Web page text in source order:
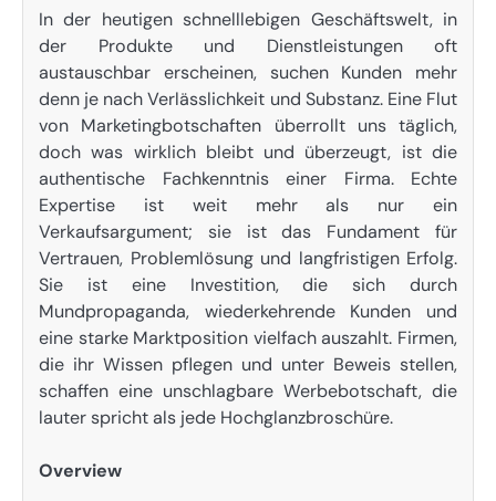
In der heutigen schnelllebigen Geschäftswelt, in
der Produkte und Dienstleistungen oft
austauschbar erscheinen, suchen Kunden mehr
denn je nach Verlässlichkeit und Substanz. Eine Flut
von Marketingbotschaften überrollt uns täglich,
doch was wirklich bleibt und überzeugt, ist die
authentische Fachkenntnis einer Firma. Echte
Expertise ist weit mehr als nur ein
Verkaufsargument; sie ist das Fundament für
Vertrauen, Problemlösung und langfristigen Erfolg.
Sie ist eine Investition, die sich durch
Mundpropaganda, wiederkehrende Kunden und
eine starke Marktposition vielfach auszahlt. Firmen,
die ihr Wissen pflegen und unter Beweis stellen,
schaffen eine unschlagbare Werbebotschaft, die
lauter spricht als jede Hochglanzbroschüre.
Overview